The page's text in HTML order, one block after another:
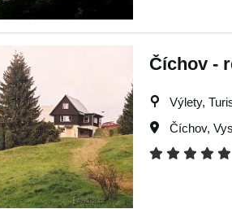
Číchov -
Výlety,
Číchov,